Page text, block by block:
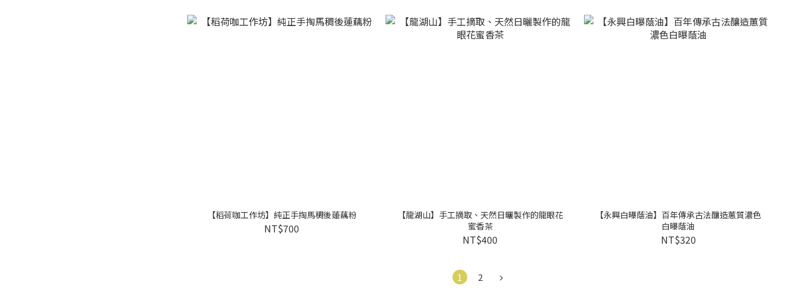
【稻荷咖工作坊】純正手掏馬稠後蓮藕粉
NT$700
【龍湖山】手工摘取、天然日曬製作的龍眼花
蜜香茶
NT$400
【永興白曝蔭油】百年傳承古法釀造蕙質濃色
白曝蔭油
NT$320
1 2